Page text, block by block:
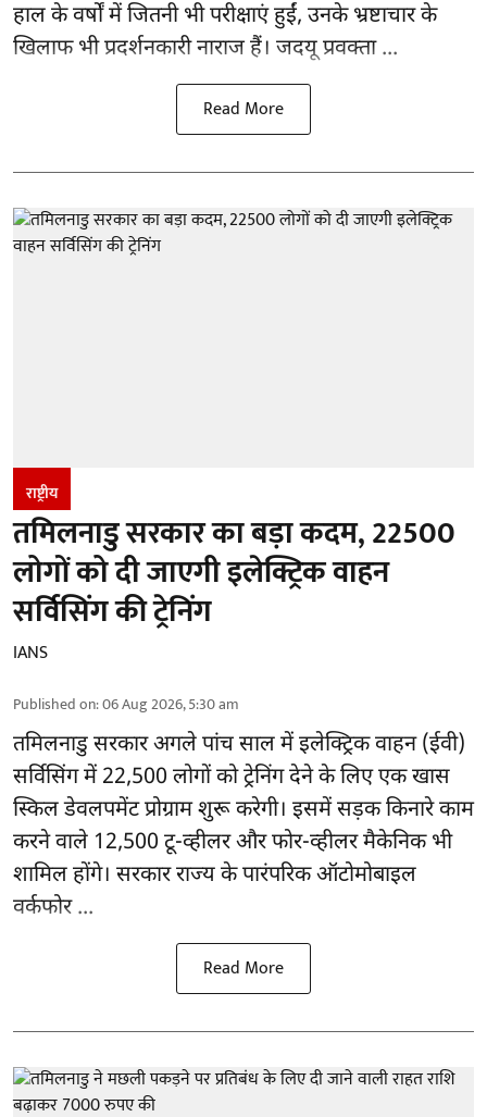
हाल के वर्षों में जितनी भी परीक्षाएं हुईं, उनके भ्रष्टाचार के
खिलाफ भी प्रदर्शनकारी नाराज हैं। जदयू प्रवक्ता ...
Read More
राष्ट्रीय
तमिलनाडु सरकार का बड़ा कदम, 22500
लोगों को दी जाएगी इलेक्ट्रिक वाहन
सर्विसिंग की ट्रेनिंग
IANS
Published on:06 Aug 2026, 5:30 am
तमिलनाडु सरकारअगले पांच साल में इलेक्ट्रिक वाहन (ईवी)
सर्विसिंग में 22,500 लोगों को ट्रेनिंग देने के लिए एक खास
स्किल डेवलपमेंट प्रोग्राम शुरू करेगी। इसमें सड़क किनारे काम
करने वाले 12,500 टू-व्हीलर और फोर-व्हीलर मैकेनिक भी
शामिल होंगे। सरकार राज्य के पारंपरिक ऑटोमोबाइल
वर्कफोर ...
Read More